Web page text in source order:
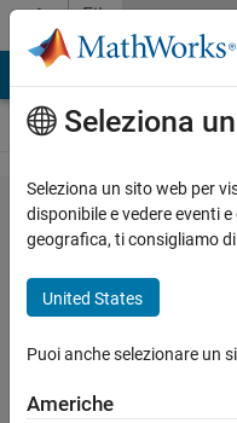
Vai al contenuto
File
Exchange
using polynomial Kernel
Bhartendu
Seleziona
Seleziona un sito web per
disponibile e vedere eventi
geografica, ti consigliamo
United States
Puoi anche selezionare un
Americhe